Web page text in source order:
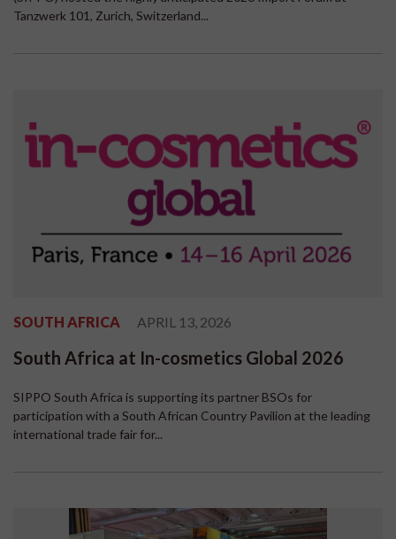
Tanzwerk 101, Zurich, Switzerland...
SOUTH AFRICA APRIL 13, 2026
South Africa at In-cosmetics Global 2026
SIPPO South Africa is supporting its partner BSOs for
participation with a South African Country Pavilion at the leading
international trade fair for...